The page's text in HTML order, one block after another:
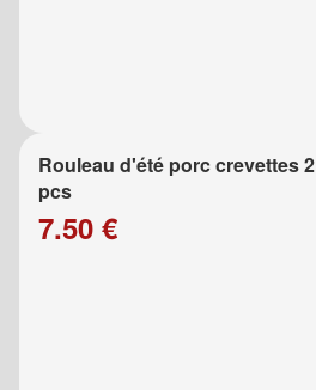
Rouleau d'été porc crevettes 2
pcs
7.50 €